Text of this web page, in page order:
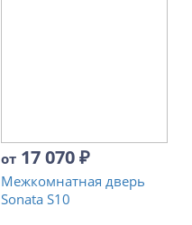
от 17 070₽
Межкомнатная дверь
Sonata S10